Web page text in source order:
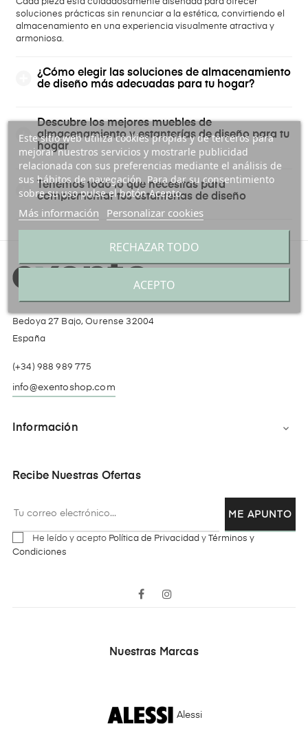
soluciones prácticas sin renunciar a la estética, convirtiendo el
almacenamiento en una experiencia visualmente atractiva y
armoniosa.
¿Cómo elegir las soluciones de almacenamiento
de diseño más adecuadas para tu hogar?
Descubre los mejores muebles de
almacenamiento y estanterías de diseño para tu
hogar
Tenemos todo lo que necesitas para
complementar tus estanterías de diseño
Bedoya 27 Bajo, Ourense 32004
España
(+34) 988 989 775
info@exentoshop.com
Información 
Recibe Nuestras Ofertas
ME APUNTO
He leído y acepto Política de Privacidad y Términos y
Condiciones
Facebook
Nuestras Marcas
Alessi
Este sitio web utiliza cookies propias y de terceros para
mejorar nuestros servicios y mostrarle publicidad
relacionada con sus preferencias mediante el análisis de
sus hábitos de navegación. Para dar su consentimiento
sobre su uso pulse el botón Acepto.
Más información Personalizar cookies
RECHAZAR TODO
ACEPTO